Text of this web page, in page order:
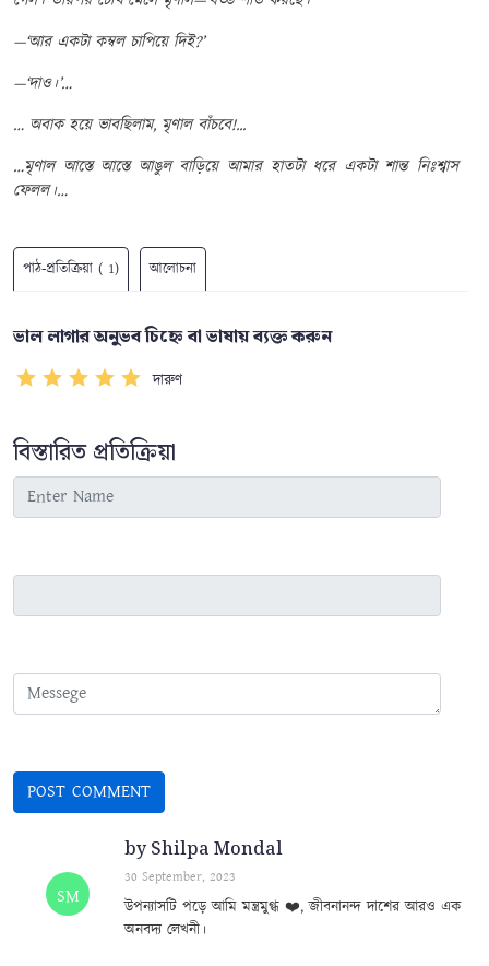
—‘আর একটা কম্বল চাপিয়ে দিই?’
—‘দাও।’…
… অবাক হয়ে ভাবছিলাম, মৃণাল বাঁচবে!...
…মৃণাল আস্তে আস্তে আঙুল বাড়িয়ে আমার হাতটা ধরে একটা শান্ত নিঃশ্বাস
ফেলল।…
পাঠ-প্রতিক্রিয়া ( 1) আলোচনা
ভাল লাগার অনুভব চিহ্নে বা ভাষায় ব্যক্ত করুন
দারুণ
বিস্তারিত প্রতিক্রিয়া
SM
by Shilpa Mondal
30 September, 2023
উপন্যাসটি পড়ে আমি মন্ত্রমুগ্ধ ❤️, জীবনানন্দ দাশের আরও এক
অনবদ্য লেখনী।